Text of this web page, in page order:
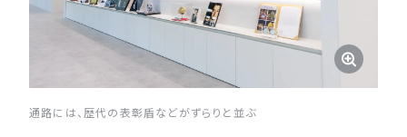
通路には、歴代の表彰盾などがずらりと並ぶ